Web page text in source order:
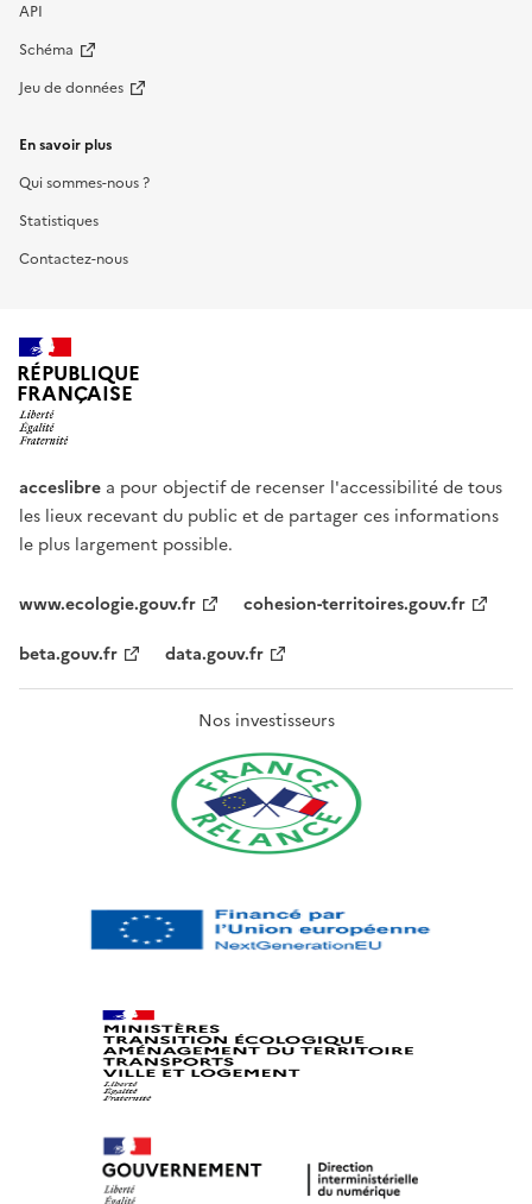
API
Schéma
Jeu de données
En savoir plus
Qui sommes-nous ?
Statistiques
Contactez-nous
RÉPUBLIQUE
FRANÇAISE
acceslibre a pour objectif de recenser l'accessibilité de tous
les lieux recevant du public et de partager ces informations
le plus largement possible.
www.ecologie.gouv.fr
cohesion-territoires.gouv.fr
beta.gouv.fr
data.gouv.fr
Nos investisseurs